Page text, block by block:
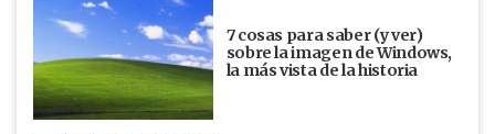
7 cosas para saber (y ver)
sobre la imagen de Windows,
la más vista de la historia